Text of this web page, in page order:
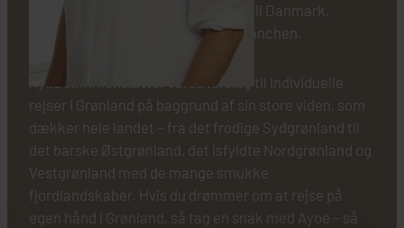
hun efterfølgende flyttede tilbage til Danmark,
begyndte hun sin karriere i rejsebranchen.
Ayoe sammensætter vores forslag til individuelle
rejser i Grønland på baggrund af sin store viden, som
dækker hele landet – fra det frodige Sydgrønland til
det barske Østgrønland, det isfyldte Nordgrønland og
Vestgrønland med de mange smukke
fjordlandskaber. Hvis du drømmer om at rejse på
egen hånd i Grønland, så tag en snak med Ayoe – så